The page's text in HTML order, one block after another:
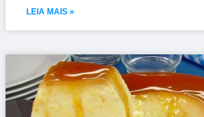
LEIA MAIS »